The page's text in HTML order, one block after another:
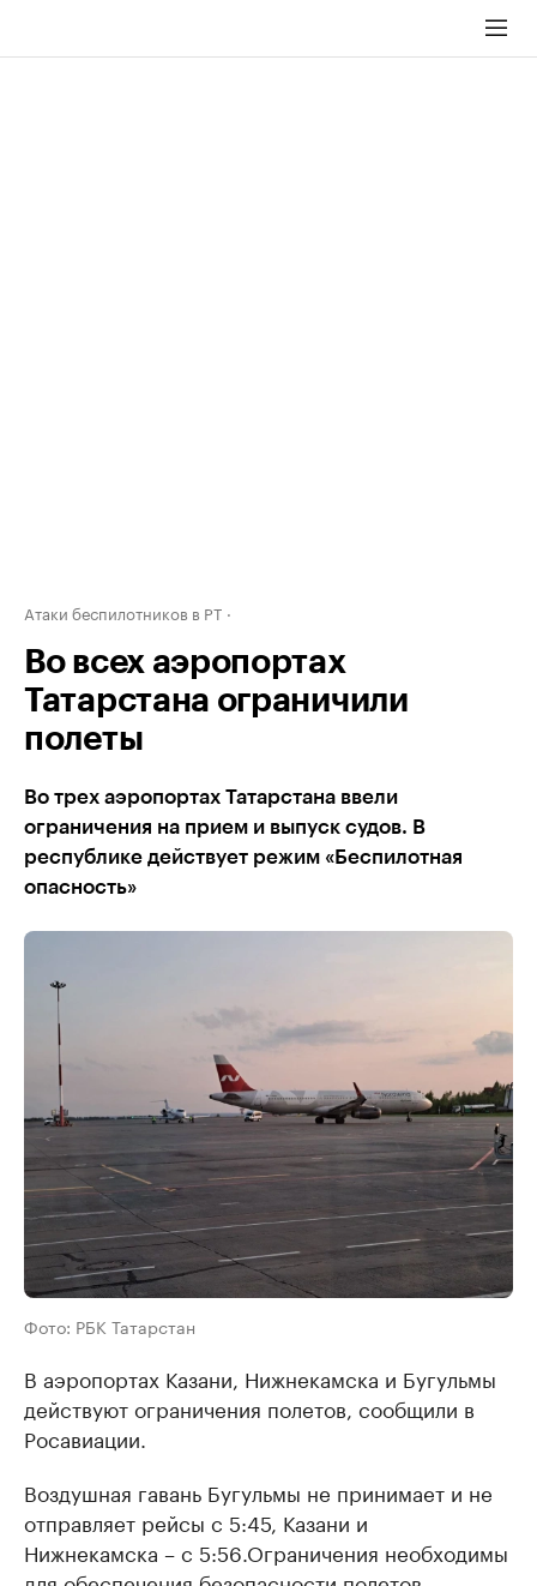
Атаки беспилотников в РТ
Во всех аэропортах
Татарстана ограничили
полеты
Во трех аэропортах Татарстана ввели
ограничения на прием и выпуск судов. В
республике действует режим «Беспилотная
опасность»
Фото: РБК Татарстан
В аэропортах Казани, Нижнекамска и Бугульмы
действуют ограничения полетов, сообщили в
Росавиации.
Воздушная гавань Бугульмы не принимает и не
отправляет рейсы с 5:45, Казани и
Нижнекамска – с 5:56.Ограничения необходимы